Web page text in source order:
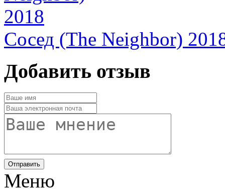
Сосед (The Neighbor)
Добавить отзыв
Отправить
Меню